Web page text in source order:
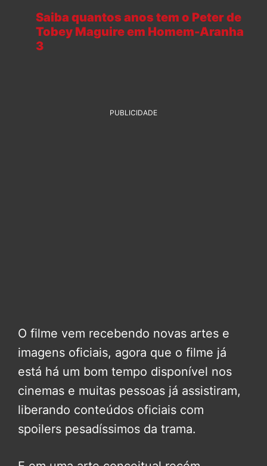
Saiba quantos anos tem o Peter de
Tobey Maguire em Homem-Aranha
3
PUBLICIDADE
O filme vem recebendo novas artes e
imagens oficiais, agora que o filme já
está há um bom tempo disponível nos
cinemas e muitas pessoas já assistiram,
liberando conteúdos oficiais com
spoilers pesadíssimos da trama.